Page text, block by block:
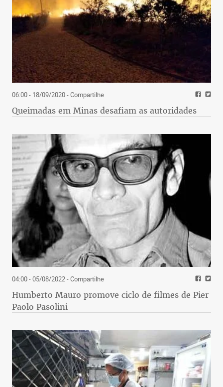
06:00 - 18/09/2020- Compartilhe
Queimadas em Minas desafiam as autoridades
04:00 - 05/08/2022- Compartilhe
Humberto Mauro promove ciclo de filmes de Pier
Paolo Pasolini